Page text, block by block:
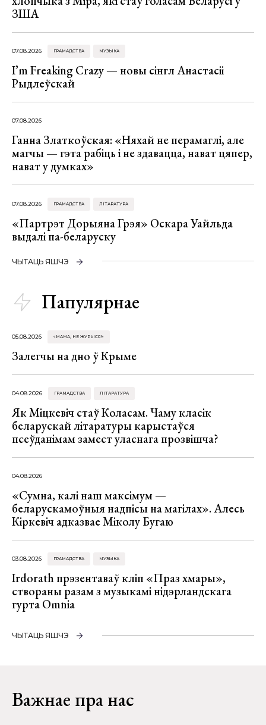
ЗША
07.08.2026 ГРАМАДСТВА МУЗЫКА
I’m Freaking Crazy — новы сінгл Анастасіі
Рыдлеўскай
07.08.2026
Ганна Златкоўская: «Няхай не перамаглі, але
магчы — гэта рабіць і не здавацца, нават цяпер,
нават у думках»
07.08.2026 ГРАМАДСТВА ЛІТАРАТУРА
«Партрэт Дорыяна Грэя» Оскара Уайльда
выдалі па-беларуску
ЧЫТАЦЬ ЯШЧЭ
Папулярнае
05.08.2026 «МАМА, НЕ ЖУРЫСЯ!»
Залегчы на дно ў Крыме
04.08.2026 ГРАМАДСТВА ЛІТАРАТУРА
Як Міцкевіч стаў Коласам. Чаму класік
беларускай літаратуры карыстаўся
псеўданімам замест уласнага прозвішча?
04.08.2026
«Сумна, калі наш максімум —
беларускамоўныя надпісы на магілах». Алесь
Кіркевіч адказвае Міколу Бугаю
03.08.2026 ГРАМАДСТВА МУЗЫКА
Irdorath прэзентаваў кліп «Праз хмары»,
створаны разам з музыкамі нідэрландскага
гурта Omnia
ЧЫТАЦЬ ЯШЧЭ
Важнае пра нас